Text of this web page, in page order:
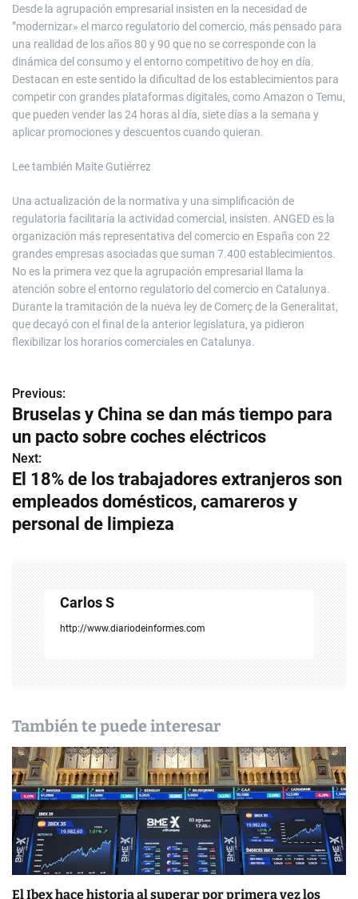
Desde la agrupación empresarial insisten en la necesidad de
”modernizar» el marco regulatorio del comercio, más pensado para
una realidad de los años 80 y 90 que no se corresponde con la
dinámica del consumo y el entorno competitivo de hoy en día.
Destacan en este sentido la dificultad de los establecimientos para
competir con grandes plataformas digitales, como Amazon o Temu,
que pueden vender las 24 horas al día, siete días a la semana y
aplicar promociones y descuentos cuando quieran.
Lee también Maite Gutiérrez
Una actualización de la normativa y una simplificación de
regulatoria facilitaría la actividad comercial, insisten. ANGED es la
organización más representativa del comercio en España con 22
grandes empresas asociadas que suman 7.400 establecimientos.
No es la primera vez que la agrupación empresarial llama la
atención sobre el entorno regulatorio del comercio en Catalunya.
Durante la tramitación de la nueva ley de Comerç de la Generalitat,
que decayó con el final de la anterior legislatura, ya pidieron
flexibilizar los horarios comerciales en Catalunya.
N
a
v
e
g
e
e
n
t
r
a
Previous:
Bruselas y China se dan más tiempo para
un pacto sobre coches eléctricos
Next:
El 18% de los trabajadores extranjeros son
empleados domésticos, camareros y
personal de limpieza
Carlos S
http://www.diariodeinformes.com
También te puede interesar
El Ibex hace historia al superar por primera vez los